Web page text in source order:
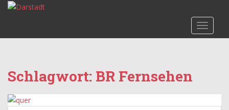
p
Schlagwort: BR Fernsehen